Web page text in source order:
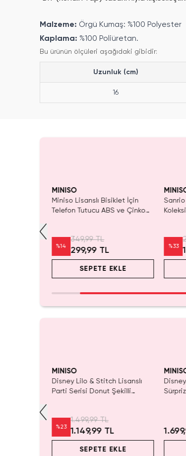
Malzeme: Örgü Kumaş: %100 Polyester
Kaplama: %100 Poliüretan.
Bu ürünün ölçüleri aşağıdaki gibidir:
Uzunluk (cm)
16
MINISO
Miniso Lisanslı Bisiklet İçin
Telefon Tutucu ABS ve Çinko
%14
349,99 TL
299,99 TL
SEPETE EKLE
Sanrio
%33
MINISO
Disney Lilo & Stitch Lisanslı
Parti Serisi Donut Şekilli
%23
1.499,99 TL
1.149,99 TL
SEPETE EKLE